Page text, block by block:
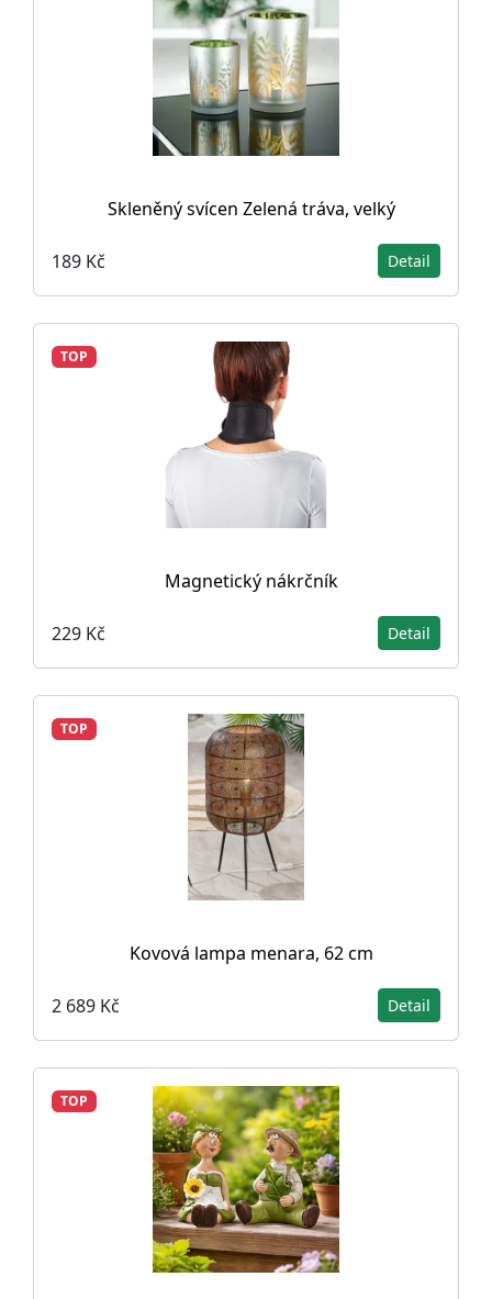
Skleněný svícen Zelená tráva, velký
189 Kč Detail
TOP
Magnetický nákrčník
229 Kč Detail
TOP
Kovová lampa menara, 62 cm
2 689 Kč Detail
TOP